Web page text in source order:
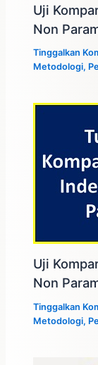
Uji
Non
Tinggalkan
Metodologi,
Uji
Non
Tinggalkan
Metodologi,